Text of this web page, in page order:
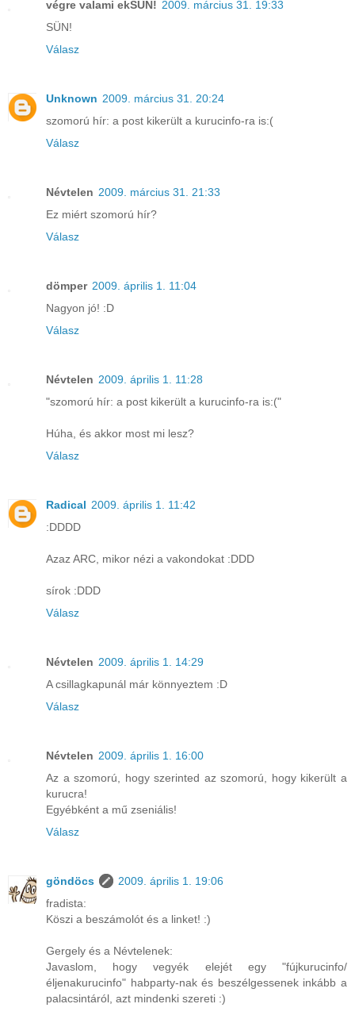
végre valami ekSÜN! 2009. március 31. 19:33
SÜN!
Válasz
Unknown 2009. március 31. 20:24
szomorú hír: a post kikerült a kurucinfo-ra is:(
Válasz
Névtelen 2009. március 31. 21:33
Ez miért szomorú hír?
Válasz
dömper 2009. április 1. 11:04
Nagyon jó! :D
Válasz
Névtelen 2009. április 1. 11:28
"szomorú hír: a post kikerült a kurucinfo-ra is:("
Húha, és akkor most mi lesz?
Válasz
Radical 2009. április 1. 11:42
:DDDD
Azaz ARC, mikor nézi a vakondokat :DDD
sírok :DDD
Válasz
Névtelen 2009. április 1. 14:29
A csillagkapunál már könnyeztem :D
Válasz
Névtelen 2009. április 1. 16:00
Az a szomorú, hogy szerinted az szomorú, hogy kikerült a
kurucra!
Egyébként a mű zseniális!
Válasz
göndöcs
2009. április 1. 19:06
fradista:
Köszi a beszámolót és a linket! :)
Gergely és a Névtelenek:
Javaslom, hogy vegyék elejét egy "fújkurucinfo/
éljenakurucinfo" habparty-nak és beszélgessenek inkább a
palacsintáról, azt mindenki szereti :)